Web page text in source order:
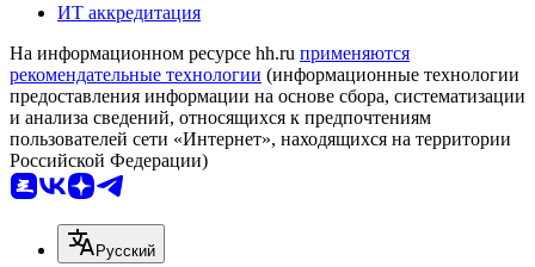
ИТ аккредитация
На информационном ресурсе hh.ru применяются
рекомендательные технологии (информационные технологии
предоставления информации на основе сбора, систематизации
и анализа сведений, относящихся к предпочтениям
пользователей сети «Интернет», находящихся на территории
Российской Федерации)
Русский